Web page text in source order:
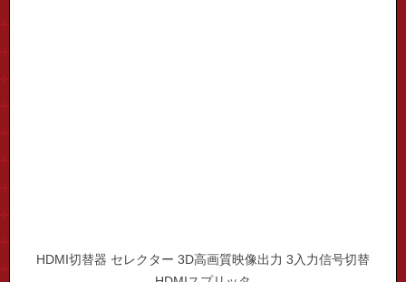
HDMI切替器 セレクター 3D高画質映像出力 3入力信号切替